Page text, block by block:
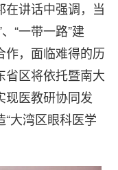
讲话中强调，当
“一带一路”建
作，面临难得的历
省区将依托暨南大
现医教研协同发
大湾区眼科医学